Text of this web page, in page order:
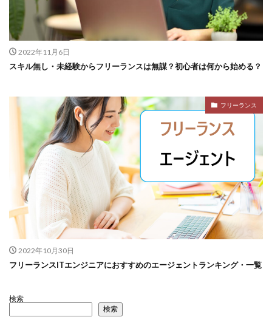
2022年11月6日
スキル無し・未経験からフリーランスは無謀？初心者は何から始める？
フリーランス
2022年10月30日
フリーランスITエンジニアにおすすめのエージェントランキング・一覧
検索
検索